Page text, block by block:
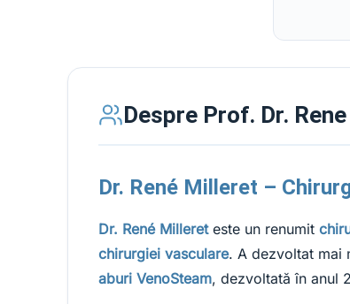
Despre Prof. Dr.
Dr. René Milleret –
Dr. René Millereteste un renumit
chirurgiei vasculare. A dezvoltat mai
aburi VenoSteam, dezvoltată în anul